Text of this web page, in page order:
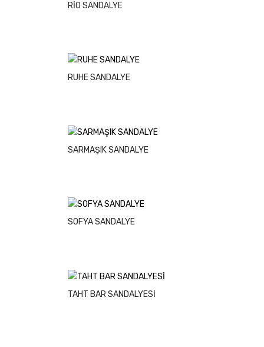
RİO SANDALYE
RUHE SANDALYE
SARMAŞIK SANDALYE
SOFYA SANDALYE
TAHT BAR SANDALYESİ